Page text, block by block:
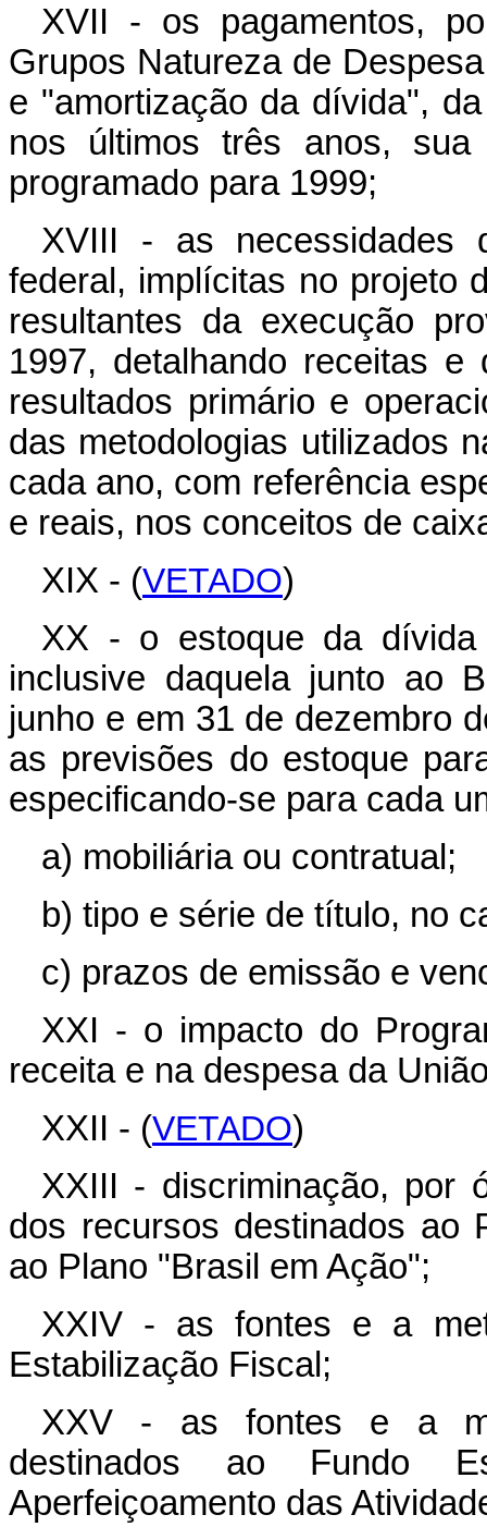
XVII - os pagamentos,
Grupos Natureza de
e "amortização da dívida",
nos últimos três anos,
programado para 1999;
XVIII - as necessidades
federal, implícitas no projeto
resultantes da execução
1997, detalhando receitas
resultados primário e
das metodologias utilizados
cada ano, com referência
e reais, nos conceitos de
XIX - (VETADO)
XX - o estoque da dívida
inclusive daquela junto ao
junho e em 31 de dezembro
as previsões do estoque
especificando-se para cada
a) mobiliária ou contratual;
b) tipo e série de título, no
c) prazos de emissão e
XXI - o impacto do
receita e na despesa da
XXII - (VETADO)
XXIII - discriminação, por
dos recursos destinados ao
ao Plano "Brasil em Ação";
XXIV - as fontes e a
Estabilização Fiscal;
XXV - as fontes e a
destinados ao Fundo
Aperfeiçoamento das